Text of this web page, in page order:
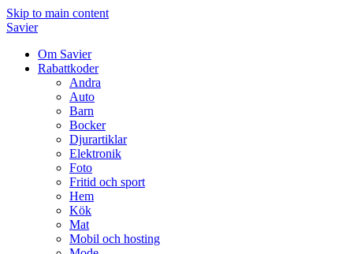
Skip to main content
Savier
Om Savier
Rabattkoder
Andra
Auto
Barn
Bocker
Djurartiklar
Elektronik
Foto
Fritid och sport
Hem
Kök
Mat
Mobil och hosting